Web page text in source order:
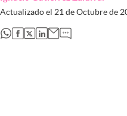
Actualizado el 21 de Octubre de
abre en nueva pestaña
abre en nueva pestaña
abre en nueva pestaña
abre en nueva